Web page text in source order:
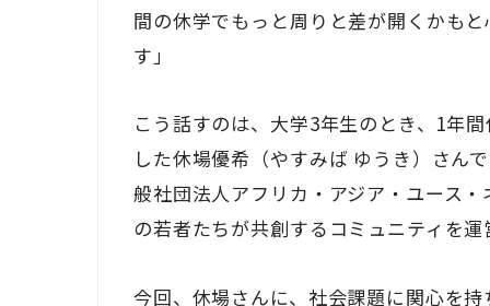
間の休学でもっと周りと差が開くかも
す」
こう話すのは、大学3年生のとき、1年
した休場優希（やすみば ゆうき）さん
般社団法人アフリカ・アジア・ユース
の若者たちが共創するコミュニティを運
今回、休場さんに、社会課題に関心を